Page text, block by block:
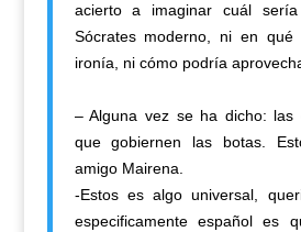
acierto a imaginar cuál
Sócrates moderno, ni en qué
ironía, ni cómo podría
– Alguna vez se ha dicho: las
que gobiernen las botas.
amigo Mairena.
-Estos es algo universal,
especificamente español es